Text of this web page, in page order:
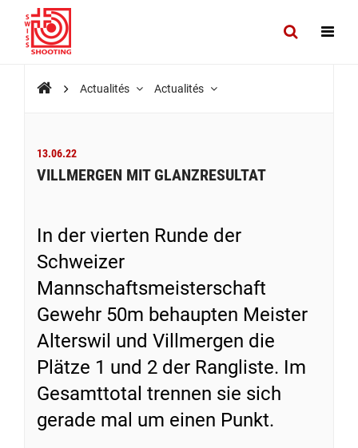
Actualités Actualités
13.06.22
VILLMERGEN MIT GLANZRESULTAT
In der vierten Runde der
Schweizer
Mannschaftsmeisterschaft
Gewehr 50m behaupten Meister
Alterswil und Villmergen die
Plätze 1 und 2 der Rangliste. Im
Gesamttotal trennen sie sich
gerade mal um einen Punkt.